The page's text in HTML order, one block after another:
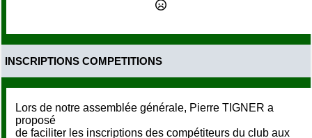
INSCRIPTIONS COMPETITIONS
Lors de notre assemblée générale, Pierre TIGNER a
proposé
de faciliter les inscriptions des compétiteurs du club aux